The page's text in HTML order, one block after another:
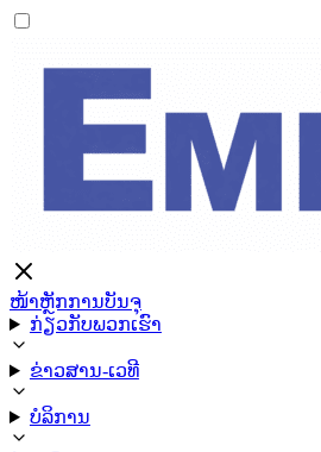
ໜ້າຫຼັກການບັນຈຸ
ກ່ຽວກັບພວກເຮົາ
ຂ່າວສານ-ເວທີ
ບໍລິການ